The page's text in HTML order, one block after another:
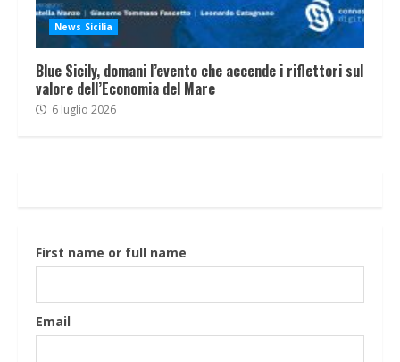
News Sicilia
Blue Sicily, domani l’evento che accende i riflettori sul
valore dell’Economia del Mare
6 luglio 2026
First name or full name
Email